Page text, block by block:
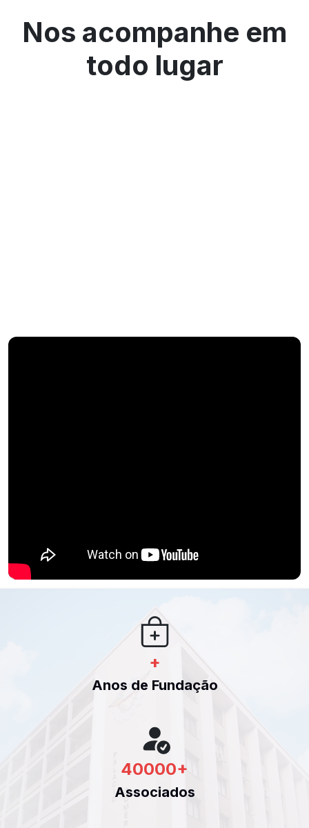
Nos acompanhe em
todo lugar
+
Anos de Fundação
40000+
Associados